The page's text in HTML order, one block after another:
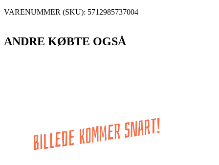
VARENUMMER (SKU): 5712985737004
ANDRE KØBTE OGSÅ